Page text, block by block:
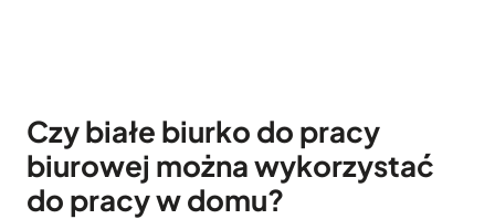
Czy białe biurko do pracy
biurowej można wykorzystać
do pracy w domu?